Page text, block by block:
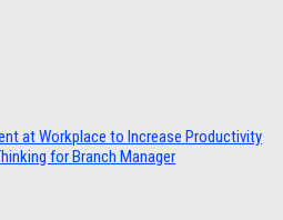
at Workplace to Increase Productivity
for Branch Manager